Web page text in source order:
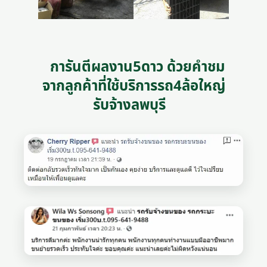
การันตีผลงาน5ดาว ด้วยคำชม
จากลูกค้าที่ใช้บริการรถ4ล้อใหญ่
รับจ้างลพบุรี